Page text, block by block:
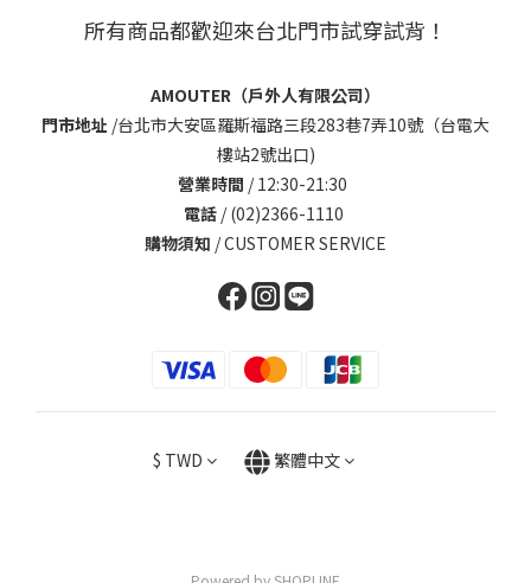
所有商品都歡迎來台北門市試穿試背！
AMOUTER（戶外人有限公司）
門市地址 /台北市大安區羅斯福路三段283巷7弄10號（台電大
樓站2號出口)
營業時間 / 12:30-21:30
電話 / (02)2366-1110
購物須知 /CUSTOMER SERVICE
$ TWD 繁體中文